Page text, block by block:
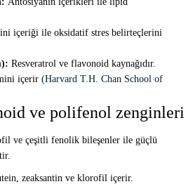
içeriği ile oksidatif stres belirteçlerini
Resveratrol ve flavonoid kaynağıdır.
içerir (Harvard T.H. Chan School of
ve polifenol zenginleri
ve çeşitli fenolik bileşenler ile güçlü
zeaksantin ve klorofil içerir.